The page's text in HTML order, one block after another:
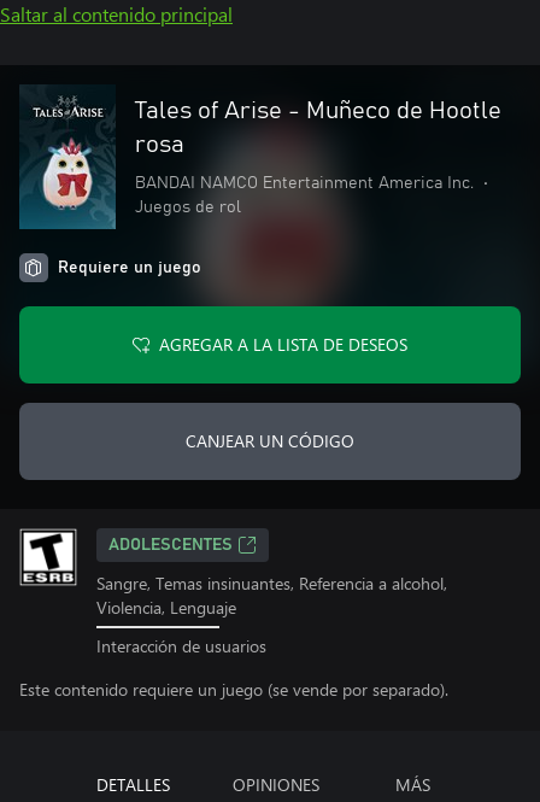
Saltar al contenido principal
Tales of Arise - Muñeco de Hootle
rosa
BANDAI NAMCO Entertainment America Inc.
•
Juegos de rol
Requiere un juego
AGREGAR A LA LISTA DE DESEOS
CANJEAR UN CÓDIGO
ADOLESCENTES
Sangre, Temas insinuantes, Referencia a alcohol,
Violencia, Lenguaje
Interacción de usuarios
Este contenido requiere un juego (se vende por separado).
DETALLES OPINIONES MÁS